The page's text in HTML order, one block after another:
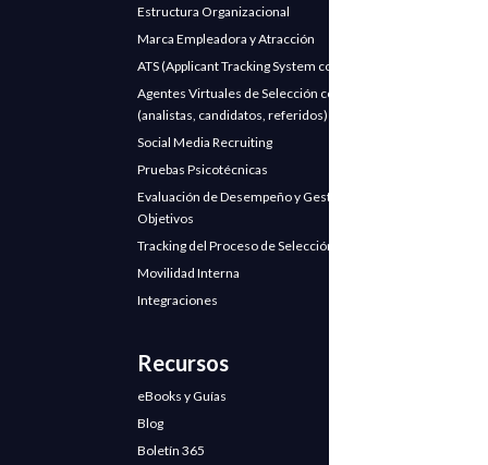
Estructura Organizacional
Marca Empleadora y Atracción
ATS (Applicant Tracking System con IA)
Agentes Virtuales de Selección con IA
(analistas, candidatos, referidos)
Social Media Recruiting
Pruebas Psicotécnicas
Evaluación de Desempeño y Gestión de
Objetivos
Tracking del Proceso de Selección
Movilidad Interna
Integraciones
Recursos
eBooks y Guías
Blog
Boletín 365